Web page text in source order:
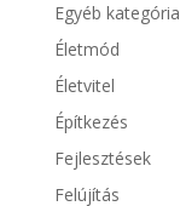
Egyéb kategória
Életmód
Életvitel
Építkezés
Fejlesztések
Felújítás